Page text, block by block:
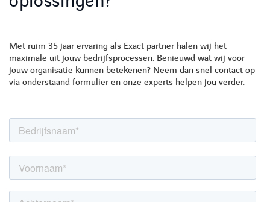
Met ruim 35 jaar ervaring als Exact partner halen wij het
maximale uit jouw bedrijfsprocessen. Benieuwd wat wij voor
jouw organisatie kunnen betekenen? Neem dan snel contact op
via onderstaand formulier en onze experts helpen jou verder.